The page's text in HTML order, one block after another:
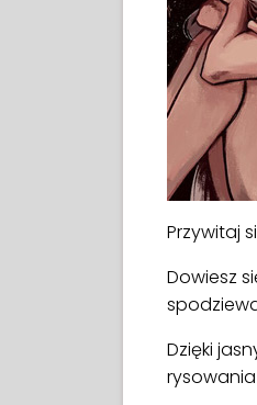
Przywitaj
Dowiesz
Dzięki